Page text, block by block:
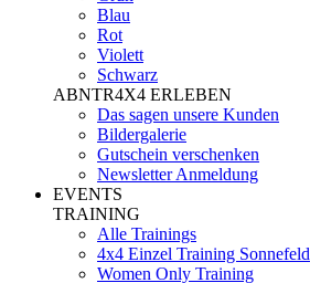
Blau
Rot
Violett
Schwarz
ABNTR4X4 ERLEBEN
Das sagen unsere Kunden
Bildergalerie
Gutschein verschenken
Newsletter Anmeldung
EVENTS
TRAINING
Alle Trainings
4x4 Einzel Training Sonnefeld
Women Only Training